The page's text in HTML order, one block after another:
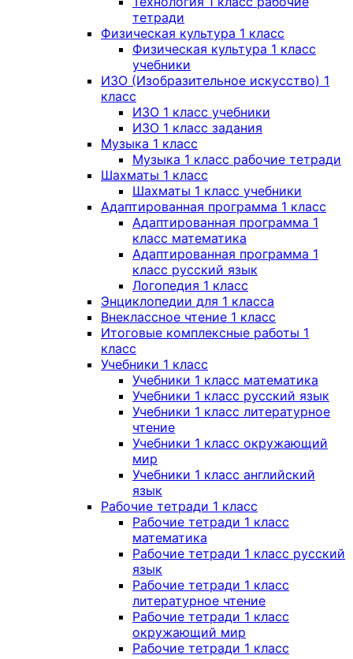
тетради
Физическая культура 1 класс
Физическая культура 1 класс
учебники
ИЗО (Изобразительное искусство) 1
класс
ИЗО 1 класс учебники
ИЗО 1 класс задания
Музыка 1 класс
Музыка 1 класс рабочие тетради
Шахматы 1 класс
Шахматы 1 класс учебники
Адаптированная программа 1 класс
Адаптированная программа 1
класс математика
Адаптированная программа 1
класс русский язык
Логопедия 1 класс
Энциклопедии для 1 класса
Внеклассное чтение 1 класс
Итоговые комплексные работы 1
класс
Учебники 1 класс
Учебники 1 класс математика
Учебники 1 класс русский язык
Учебники 1 класс литературное
чтение
Учебники 1 класс окружающий
мир
Учебники 1 класс английский
язык
Рабочие тетради 1 класс
Рабочие тетради 1 класс
математика
Рабочие тетради 1 класс русский
язык
Рабочие тетради 1 класс
литературное чтение
Рабочие тетради 1 класс
окружающий мир
Рабочие тетради 1 класс